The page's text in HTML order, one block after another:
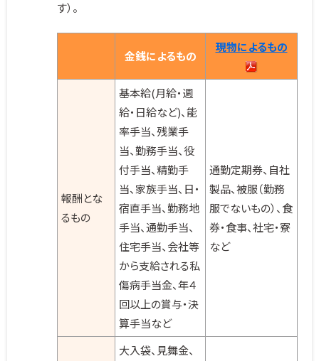
す）。
金銭によるもの
現物によるもの
報酬とな
るもの
基本給(月給・週
給・日給など)、能
率手当、残業手
当、勤務手当、役
付手当、精勤手
当、家族手当、日・
宿直手当、勤務地
手当、通勤手当、
住宅手当、会社等
から支給される私
傷病手当金、年４
回以上の賞与・決
算手当など
通勤定期券、自社
製品、被服（勤務
服でないもの）、食
券・食事、社宅・寮
など
大入袋、見舞金、